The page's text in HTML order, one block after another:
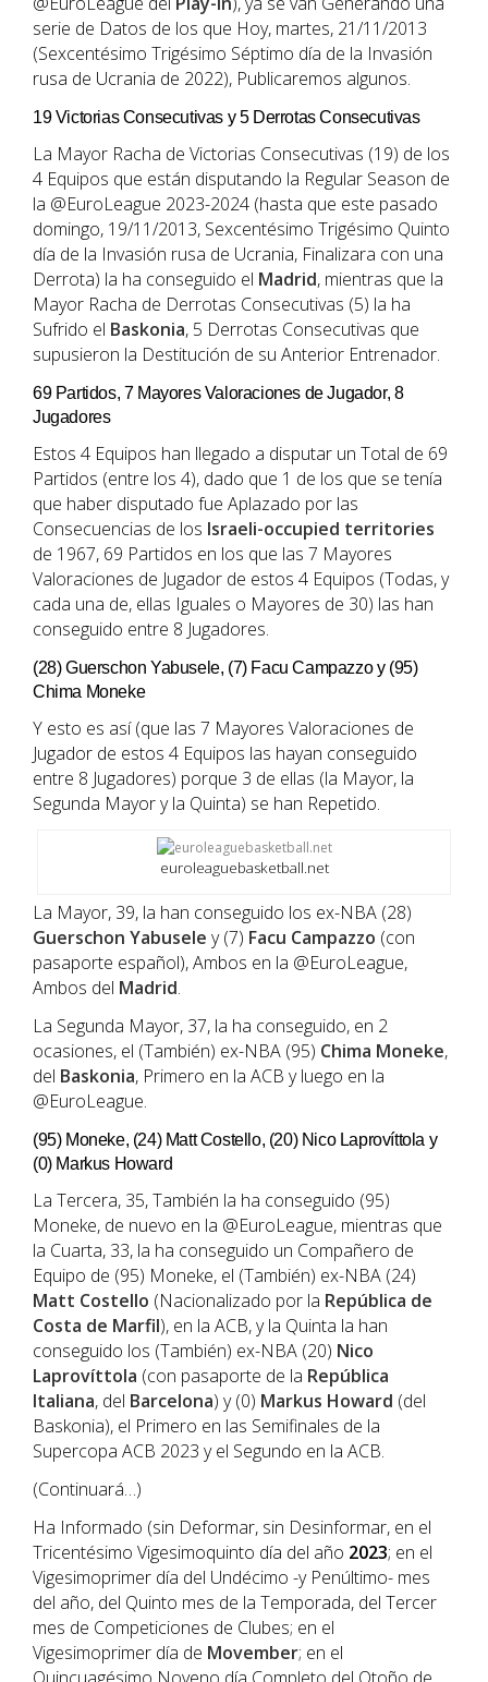
serie de Datos de los que Hoy, martes, 21/11/2013
(Sexcentésimo Trigésimo Séptimo día de la Invasión
rusa de Ucrania de 2022), Publicaremos algunos.
19 Victorias Consecutivas y 5 Derrotas Consecutivas
La Mayor Racha de Victorias Consecutivas (19) de los
4 Equipos que están disputando la Regular Season de
la @EuroLeague 2023-2024 (hasta que este pasado
domingo, 19/11/2013, Sexcentésimo Trigésimo Quinto
día de la Invasión rusa de Ucrania, Finalizara con una
Derrota) la ha conseguido el Madrid, mientras que la
Mayor Racha de Derrotas Consecutivas (5) la ha
Sufrido el Baskonia, 5 Derrotas Consecutivas que
supusieron la Destitución de su Anterior Entrenador.
69 Partidos, 7 Mayores Valoraciones de Jugador, 8
Jugadores
Estos 4 Equipos han llegado a disputar un Total de 69
Partidos (entre los 4), dado que 1 de los que se tenía
que haber disputado fue Aplazado por las
Consecuencias de los Israeli-occupied territories
de 1967, 69 Partidos en los que las 7 Mayores
Valoraciones de Jugador de estos 4 Equipos (Todas, y
cada una de, ellas Iguales o Mayores de 30) las han
conseguido entre 8 Jugadores.
(28) Guerschon Yabusele, (7) Facu Campazzo y (95)
Chima Moneke
Y esto es así (que las 7 Mayores Valoraciones de
Jugador de estos 4 Equipos las hayan conseguido
entre 8 Jugadores) porque 3 de ellas (la Mayor, la
Segunda Mayor y la Quinta) se han Repetido.
euroleaguebasketball.net
La Mayor, 39, la han conseguido los ex-NBA (28)
Guerschon Yabusele y (7) Facu Campazzo (con
pasaporte español), Ambos en la @EuroLeague,
Ambos del Madrid.
La Segunda Mayor, 37, la ha conseguido, en 2
ocasiones, el (También) ex-NBA (95) Chima Moneke,
del Baskonia, Primero en la ACB y luego en la
@EuroLeague.
(95) Moneke, (24) Matt Costello, (20) Nico Laprovíttola y
(0) Markus Howard
La Tercera, 35, También la ha conseguido (95)
Moneke, de nuevo en la @EuroLeague, mientras que
la Cuarta, 33, la ha conseguido un Compañero de
Equipo de (95) Moneke, el (También) ex-NBA (24)
Matt Costello (Nacionalizado por la República de
Costa de Marfil), en la ACB, y la Quinta la han
conseguido los (También) ex-NBA (20) Nico
Laprovíttola (con pasaporte de la República
Italiana, del Barcelona) y (0) Markus Howard (del
Baskonia), el Primero en las Semifinales de la
Supercopa ACB 2023 y el Segundo en la ACB.
(Continuará…)
Ha Informado (sin Deformar, sin Desinformar, en el
Tricentésimo Vigesimoquinto día del año 2023; en el
Vigesimoprimer día del Undécimo -y Penúltimo- mes
del año, del Quinto mes de la Temporada, del Tercer
mes de Competiciones de Clubes; en el
Vigesimoprimer día de Movember; en el